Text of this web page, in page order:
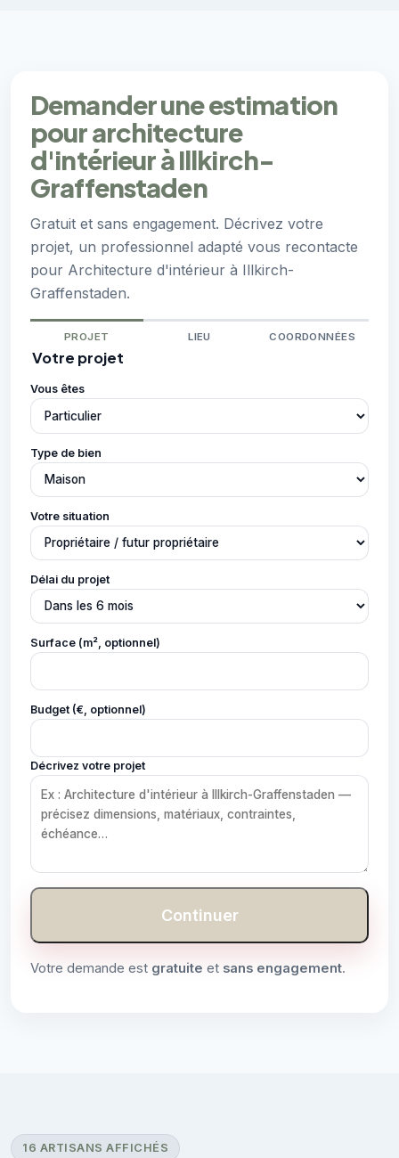
Demander une estimation
pour architecture
d'intérieur à Illkirch-
Graffenstaden
Gratuit et sans engagement. Décrivez votre
projet, un professionnel adapté vous recontacte
pour Architecture d'intérieur à Illkirch-
Graffenstaden.
PROJET LIEU COORDONNÉES
Votre projet
Vous êtes
Type de bien
Votre situation
Délai du projet
Surface (m², optionnel)
Budget (€, optionnel)
Décrivez votre projet
Continuer
Votre demande est gratuite et sans engagement.
16 ARTISANS AFFICHÉS